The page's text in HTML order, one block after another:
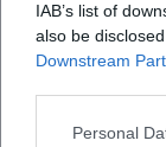
IAB’s list of
also be
Downstream
Personal
können. Da
Samstag
da am
auch nicht